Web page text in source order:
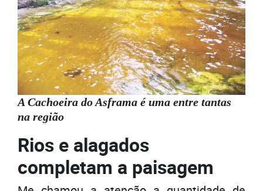
A Cachoeira do Asframa é uma entre tantas
na região
Rios e alagados
completam a paisagem